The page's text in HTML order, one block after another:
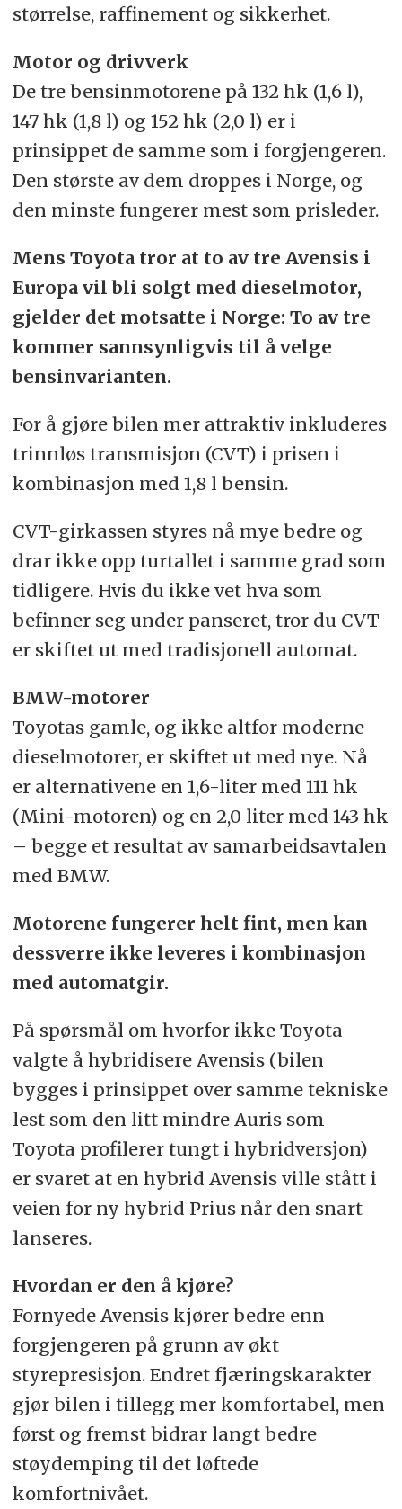
størrelse, raffinement og sikkerhet.
Motor og drivverk
De tre bensinmotorene på 132 hk (1,6 l),
147 hk (1,8 l) og 152 hk (2,0 l) er i
prinsippet de samme som i forgjengeren.
Den største av dem droppes i Norge, og
den minste fungerer mest som prisleder.
Mens Toyota tror at to av tre Avensis i
Europa vil bli solgt med dieselmotor,
gjelder det motsatte i Norge: To av tre
kommer sannsynligvis til å velge
bensinvarianten.
For å gjøre bilen mer attraktiv inkluderes
trinnløs transmisjon (CVT) i prisen i
kombinasjon med 1,8 l bensin.
CVT-girkassen styres nå mye bedre og
drar ikke opp turtallet i samme grad som
tidligere. Hvis du ikke vet hva som
befinner seg under panseret, tror du CVT
er skiftet ut med tradisjonell automat.
BMW-motorer
Toyotas gamle, og ikke altfor moderne
dieselmotorer, er skiftet ut med nye. Nå
er alternativene en 1,6-liter med 111 hk
(Mini-motoren) og en 2,0 liter med 143 hk
– begge et resultat av samarbeidsavtalen
med BMW.
Motorene fungerer helt fint, men kan
dessverre ikke leveres i kombinasjon
med automatgir.
På spørsmål om hvorfor ikke Toyota
valgte å hybridisere Avensis (bilen
bygges i prinsippet over samme tekniske
lest som den litt mindre Auris som
Toyota profilerer tungt i hybridversjon)
er svaret at en hybrid Avensis ville stått i
veien for ny hybrid Prius når den snart
lanseres.
Hvordan er den å kjøre?
Fornyede Avensis kjører bedre enn
forgjengeren på grunn av økt
styrepresisjon. Endret fjæringskarakter
gjør bilen i tillegg mer komfortabel, men
først og fremst bidrar langt bedre
støydemping til det løftede
komfortnivået.